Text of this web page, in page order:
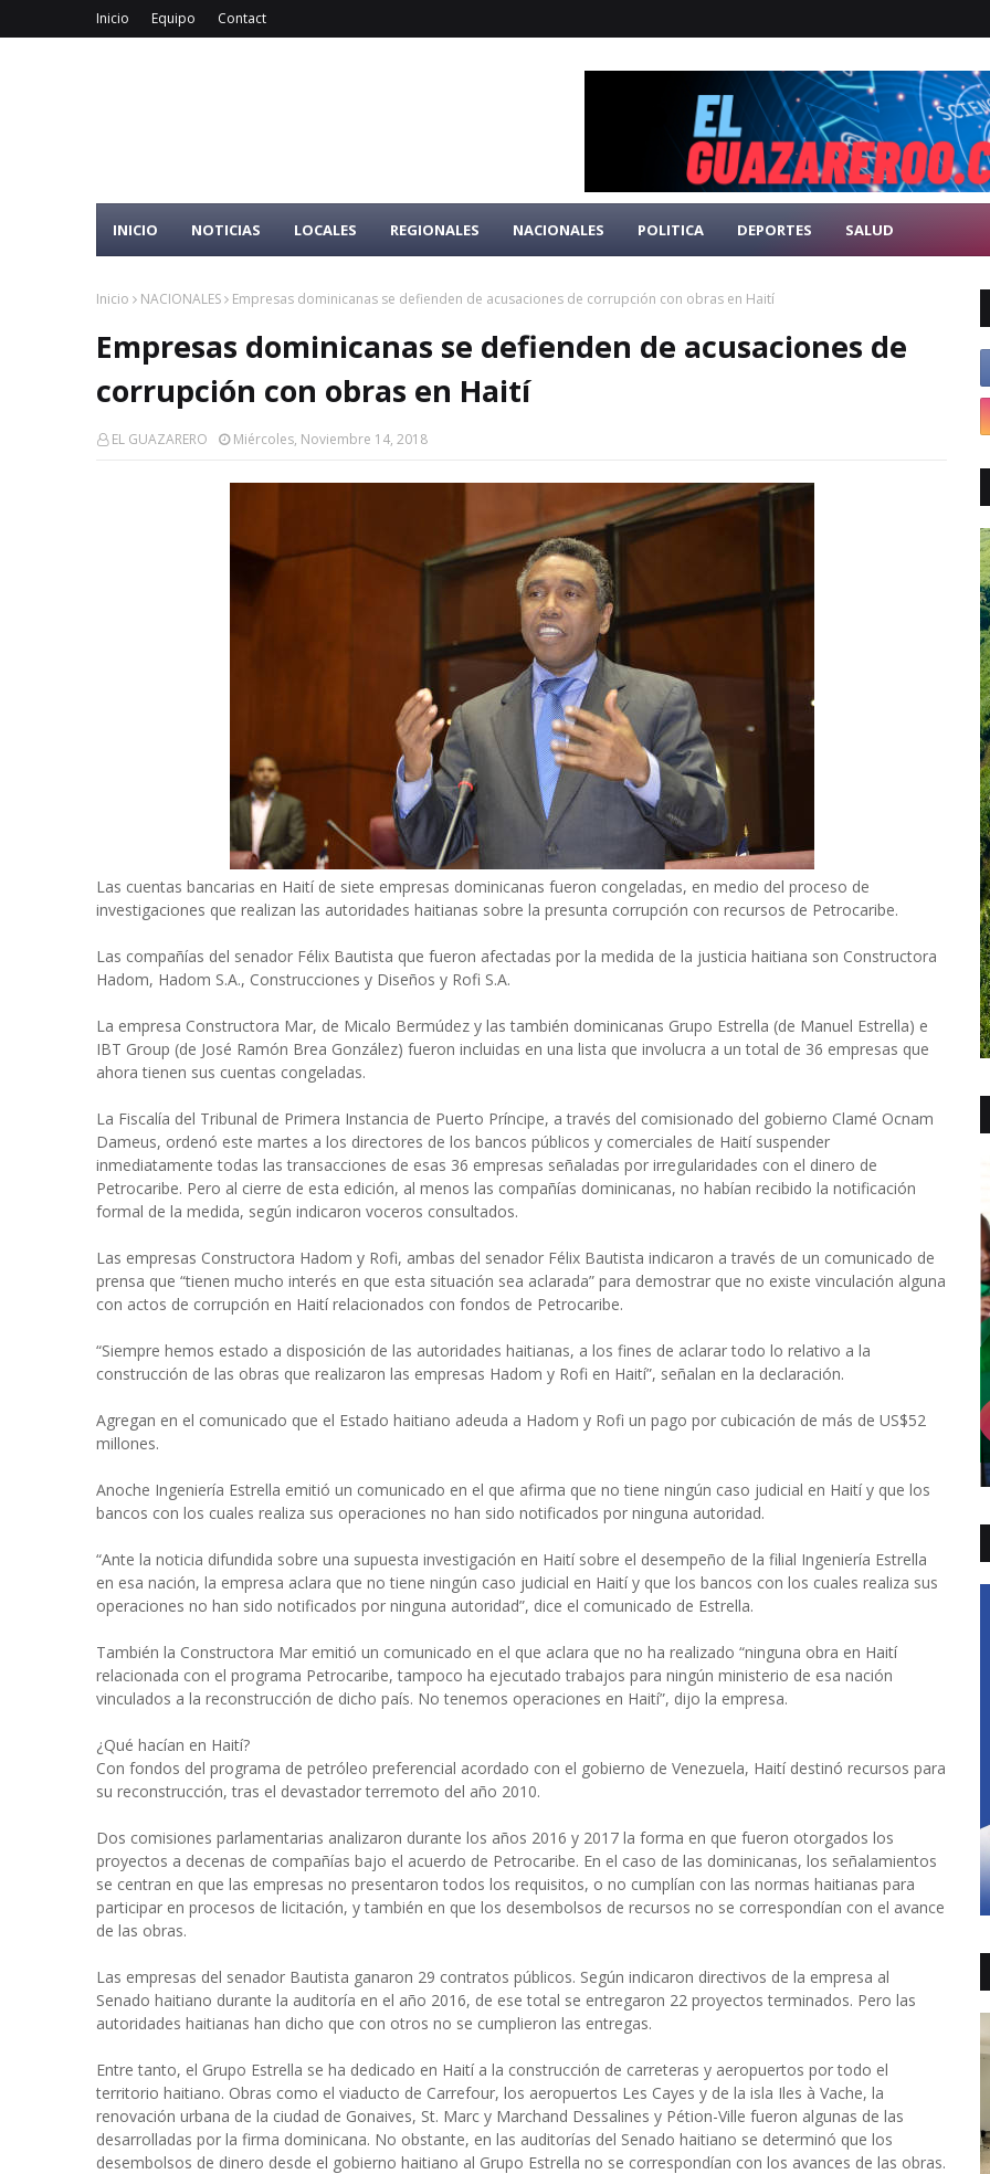
Inicio Equipo Contact
INICIO NOTICIAS LOCALES REGIONALES NACIONALES POLITICA DEPORTES SALUD
Inicio NACIONALES Empresas dominicanas se defienden de acusaciones de corrupción con obras en Haití
Empresas dominicanas se defienden de acusaciones de
corrupción con obras en Haití
EL GUAZARERO Miércoles, Noviembre 14, 2018
Las cuentas bancarias en Haití de siete empresas dominicanas fueron congeladas, en medio del proceso de
investigaciones que realizan las autoridades haitianas sobre la presunta corrupción con recursos de Petrocaribe.
Las compañías del senador Félix Bautista que fueron afectadas por la medida de la justicia haitiana son Constructora
Hadom, Hadom S.A., Construcciones y Diseños y Rofi S.A.
La empresa Constructora Mar, de Micalo Bermúdez y las también dominicanas Grupo Estrella (de Manuel Estrella) e
IBT Group (de José Ramón Brea González) fueron incluidas en una lista que involucra a un total de 36 empresas que
ahora tienen sus cuentas congeladas.
La Fiscalía del Tribunal de Primera Instancia de Puerto Príncipe, a través del comisionado del gobierno Clamé Ocnam
Dameus, ordenó este martes a los directores de los bancos públicos y comerciales de Haití suspender
inmediatamente todas las transacciones de esas 36 empresas señaladas por irregularidades con el dinero de
Petrocaribe. Pero al cierre de esta edición, al menos las compañías dominicanas, no habían recibido la notificación
formal de la medida, según indicaron voceros consultados.
Las empresas Constructora Hadom y Rofi, ambas del senador Félix Bautista indicaron a través de un comunicado de
prensa que “tienen mucho interés en que esta situación sea aclarada” para demostrar que no existe vinculación alguna
con actos de corrupción en Haití relacionados con fondos de Petrocaribe.
“Siempre hemos estado a disposición de las autoridades haitianas, a los fines de aclarar todo lo relativo a la
construcción de las obras que realizaron las empresas Hadom y Rofi en Haití”, señalan en la declaración.
Agregan en el comunicado que el Estado haitiano adeuda a Hadom y Rofi un pago por cubicación de más de US$52
millones.
Anoche Ingeniería Estrella emitió un comunicado en el que afirma que no tiene ningún caso judicial en Haití y que los
bancos con los cuales realiza sus operaciones no han sido notificados por ninguna autoridad.
“Ante la noticia difundida sobre una supuesta investigación en Haití sobre el desempeño de la filial Ingeniería Estrella
en esa nación, la empresa aclara que no tiene ningún caso judicial en Haití y que los bancos con los cuales realiza sus
operaciones no han sido notificados por ninguna autoridad”, dice el comunicado de Estrella.
También la Constructora Mar emitió un comunicado en el que aclara que no ha realizado “ninguna obra en Haití
relacionada con el programa Petrocaribe, tampoco ha ejecutado trabajos para ningún ministerio de esa nación
vinculados a la reconstrucción de dicho país. No tenemos operaciones en Haití”, dijo la empresa.
¿Qué hacían en Haití?
Con fondos del programa de petróleo preferencial acordado con el gobierno de Venezuela, Haití destinó recursos para
su reconstrucción, tras el devastador terremoto del año 2010.
Dos comisiones parlamentarias analizaron durante los años 2016 y 2017 la forma en que fueron otorgados los
proyectos a decenas de compañías bajo el acuerdo de Petrocaribe. En el caso de las dominicanas, los señalamientos
se centran en que las empresas no presentaron todos los requisitos, o no cumplían con las normas haitianas para
participar en procesos de licitación, y también en que los desembolsos de recursos no se correspondían con el avance
de las obras.
Las empresas del senador Bautista ganaron 29 contratos públicos. Según indicaron directivos de la empresa al
Senado haitiano durante la auditoría en el año 2016, de ese total se entregaron 22 proyectos terminados. Pero las
autoridades haitianas han dicho que con otros no se cumplieron las entregas.
Entre tanto, el Grupo Estrella se ha dedicado en Haití a la construcción de carreteras y aeropuertos por todo el
territorio haitiano. Obras como el viaducto de Carrefour, los aeropuertos Les Cayes y de la isla Iles à Vache, la
renovación urbana de la ciudad de Gonaives, St. Marc y Marchand Dessalines y Pétion-Ville fueron algunas de las
desarrolladas por la firma dominicana. No obstante, en las auditorías del Senado haitiano se determinó que los
desembolsos de dinero desde el gobierno haitiano al Grupo Estrella no se correspondían con los avances de las obras.